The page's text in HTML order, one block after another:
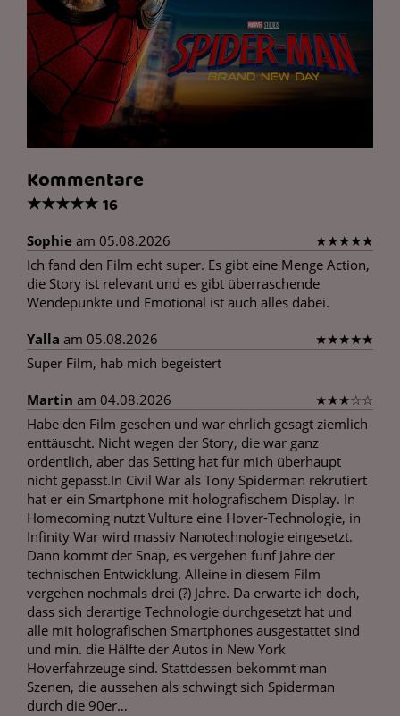
Kommentare
★★★★★16
Sophie am 05.08.2026 ★★★★★
Ich fand den Film echt super. Es gibt eine Menge Action,
die Story ist relevant und es gibt überraschende
Wendepunkte und Emotional ist auch alles dabei.
Yalla am 05.08.2026 ★★★★★
Super Film, hab mich begeistert
Martin am 04.08.2026 ★★★☆☆
Habe den Film gesehen und war ehrlich gesagt ziemlich
enttäuscht. Nicht wegen der Story, die war ganz
ordentlich, aber das Setting hat für mich überhaupt
nicht gepasst.In Civil War als Tony Spiderman rekrutiert
hat er ein Smartphone mit holografischem Display. In
Homecoming nutzt Vulture eine Hover-Technologie, in
Infinity War wird massiv Nanotechnologie eingesetzt.
Dann kommt der Snap, es vergehen fünf Jahre der
technischen Entwicklung. Alleine in diesem Film
vergehen nochmals drei (?) Jahre. Da erwarte ich doch,
dass sich derartige Technologie durchgesetzt hat und
alle mit holografischen Smartphones ausgestattet sind
und min. die Hälfte der Autos in New York
Hoverfahrzeuge sind. Stattdessen bekommt man
Szenen, die aussehen als schwingt sich Spiderman
durch die 90er…